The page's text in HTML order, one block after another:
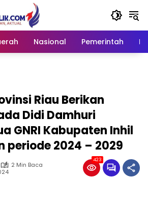
Nasional Pemerintah
Riau Berikan
Didi Damhuri
GNRI Kabupaten Inhil
periode 2024 – 2029
2 Min Baca
423